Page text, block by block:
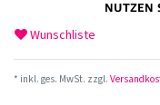
Wunschliste
* inkl. ges. MwSt. zzgl.